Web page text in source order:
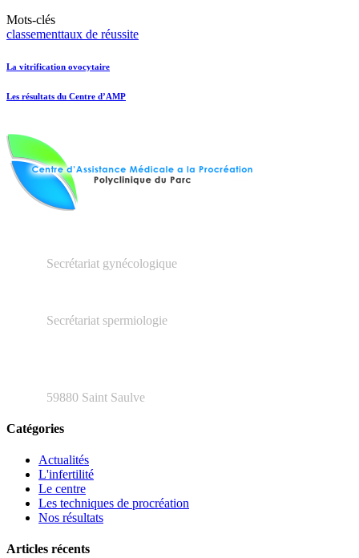
Mots-clés
classementtaux de réussite
La vitrification ovocytaire
Les résultats du Centre d’AMP
Secrétariat gynécologique
Secrétariat spermiologie
59880 Saint Saulve
Catégories
Actualités
L'infertilité
Le centre
Les techniques de procréation
Nos résultats
Articles récents